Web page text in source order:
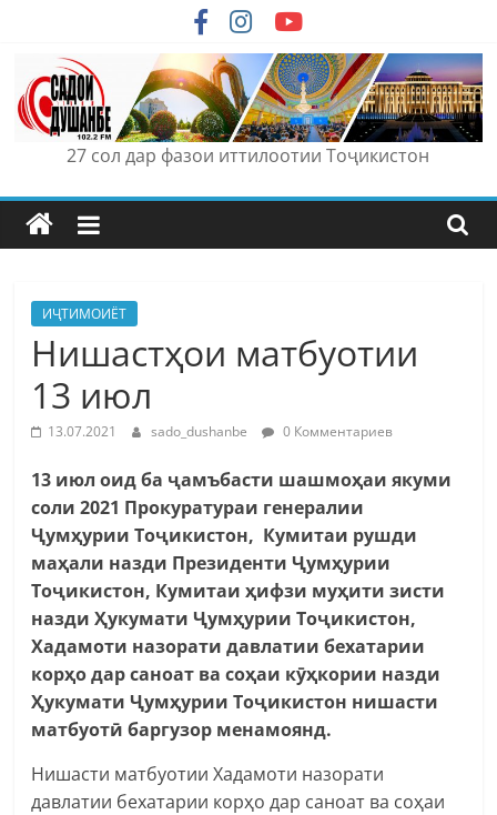
content
27 сол дар фазои иттилоотии Тоҷикистон
ИҶТИМОИЁТ
Нишастҳои матбуотии
13 июл
13.07.2021 sado_dushanbe 0 Комментариев
13 июл оид ба ҷамъбасти шашмоҳаи якуми
соли 2021 Прокуратураи генералии
Ҷумҳурии Тоҷикистон, Кумитаи рушди
маҳали назди Президенти Ҷумҳурии
Тоҷикистон, Кумитаи ҳифзи муҳити зисти
назди Ҳукумати Ҷумҳурии Тоҷикистон,
Хадамоти назорати давлатии бехатарии
корҳо дар саноат ва соҳаи кӯҳкории назди
Ҳукумати Ҷумҳурии Тоҷикистон нишасти
матбуотӣ баргузор менамоянд.
Нишасти матбуотии Хадамоти назорати
давлатии бехатарии корҳо дар саноат ва соҳаи